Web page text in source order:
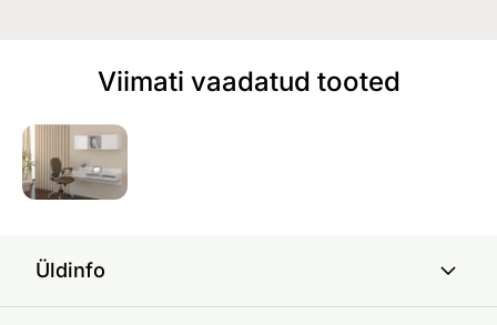
Viimati vaadatud tooted
Üldinfo